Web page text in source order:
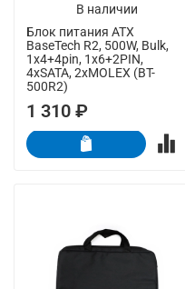
В наличии
Блок питания ATX
BaseTech R2, 500W, Bulk,
1x4+4pin, 1x6+2PIN,
4xSATA, 2xMOLEX (BT-
500R2)
1 310 ₽